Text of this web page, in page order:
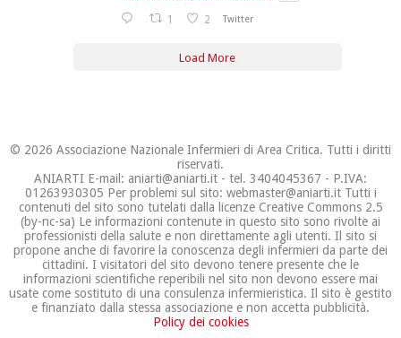
1 2 Twitter
Load More
© 2026 Associazione Nazionale Infermieri di Area Critica. Tutti i diritti
riservati.
ANIARTI E-mail: aniarti@aniarti.it - tel. 3404045367 - P.IVA:
01263930305 Per problemi sul sito: webmaster@aniarti.it Tutti i
contenuti del sito sono tutelati dalla licenze Creative Commons 2.5
(by-nc-sa) Le informazioni contenute in questo sito sono rivolte ai
professionisti della salute e non direttamente agli utenti. Il sito si
propone anche di favorire la conoscenza degli infermieri da parte dei
cittadini. I visitatori del sito devono tenere presente che le
informazioni scientifiche reperibili nel sito non devono essere mai
usate come sostituto di una consulenza infermieristica. Il sito è gestito
e finanziato dalla stessa associazione e non accetta pubblicità.
Policy dei cookies